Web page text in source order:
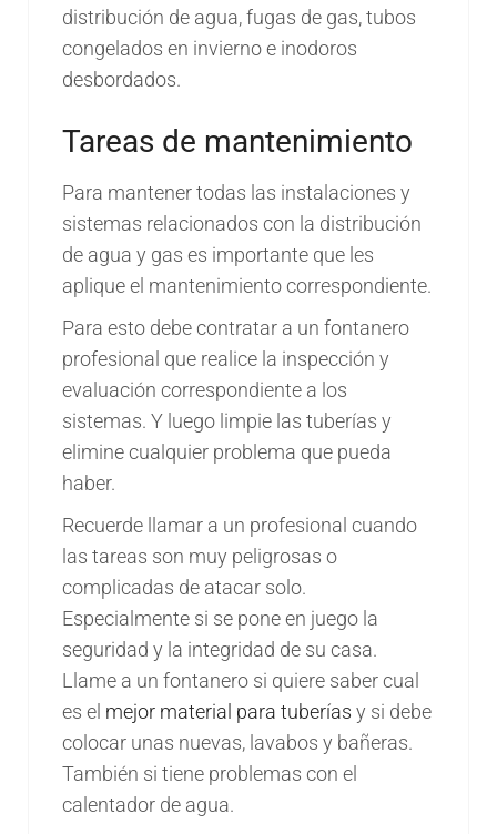
distribución de agua, fugas de gas, tubos
congelados en invierno e inodoros
desbordados.
Tareas de mantenimiento
Para mantener todas las instalaciones y
sistemas relacionados con la distribución
de agua y gas es importante que les
aplique el mantenimiento correspondiente.
Para esto debe contratar a un fontanero
profesional que realice la inspección y
evaluación correspondiente a los
sistemas. Y luego limpie las tuberías y
elimine cualquier problema que pueda
haber.
Recuerde llamar a un profesional cuando
las tareas son muy peligrosas o
complicadas de atacar solo.
Especialmente si se pone en juego la
seguridad y la integridad de su casa.
Llame a un fontanero si quiere saber cual
es el mejor material para tuberías y si debe
colocar unas nuevas, lavabos y bañeras.
También si tiene problemas con el
calentador de agua.